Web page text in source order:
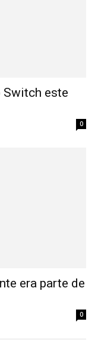
Switch este
0
era parte de
0